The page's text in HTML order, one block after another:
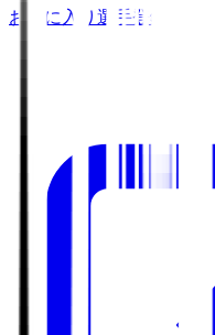
お気に入り選手登録